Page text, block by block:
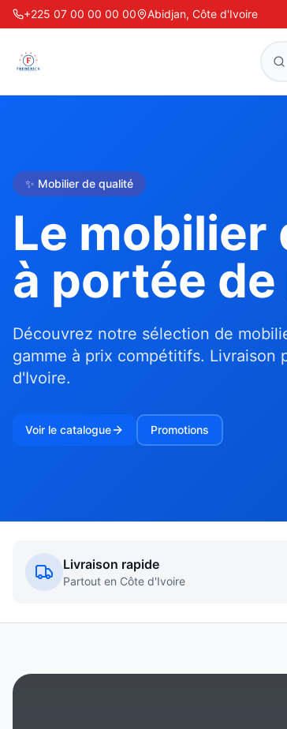
+225 07 00 00 00 00 Abidjan, Côte d'Ivoire
✨ Mobilier de qualité
Le mobilier
à portée de
Découvrez notre sélection de
gamme à prix compétitifs. Livraison
d'Ivoire.
Voir le catalogue Promotions
Livraison rapide
Partout en Côte d'Ivoire